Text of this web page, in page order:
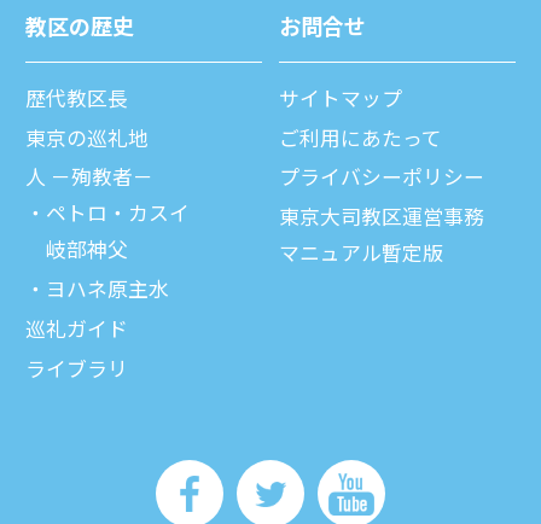
教区の歴史
歴代教区⻑
東京の巡礼地
⼈ －殉教者－
ペトロ・カスイ
岐部神父
ヨハネ原主水
巡礼ガイド
ライブラリ
お問合せ
サイトマップ
ご利⽤にあたって
プライバシーポリシー
東京大司教区運営事務
マニュアル暫定版